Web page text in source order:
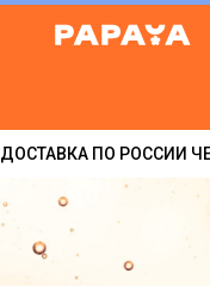
ДОСТАВКА ПО РОССИИ